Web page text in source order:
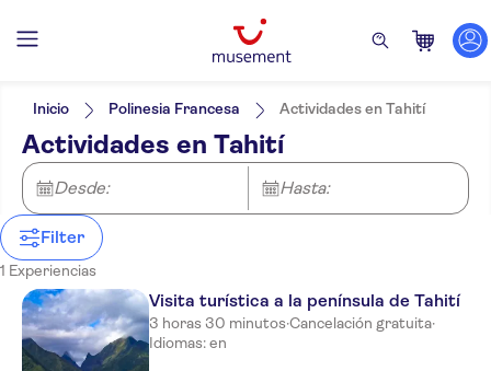
Filtros
NO-PICKUP
Tipo de entrada
Confirmación al momento
Actividades
Excursiones de un día
Idiomas de la actividad
Inglés
Inicio Polinesia Francesa Actividades en Tahití
Actividades en Tahití
Desde: Hasta:
Filter
1 Experiencias
Visita turística a la península de Tahití
3 horas 30 minutos·Cancelación gratuita·
Idiomas: en